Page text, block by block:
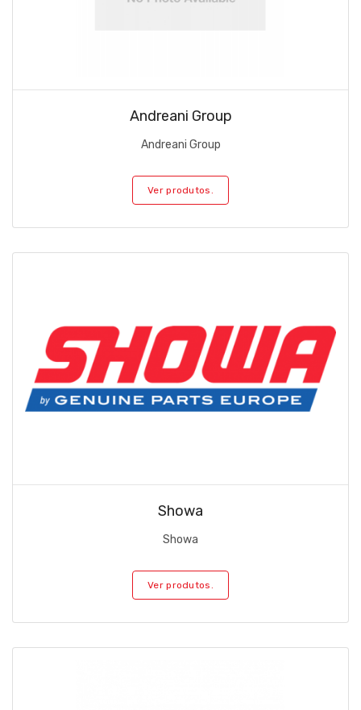
Andreani Group
Andreani Group
Ver produtos.
Showa
Showa
Ver produtos.